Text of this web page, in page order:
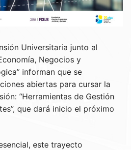
Universitaria junto al
Negocios y
informan que se
abiertas para cursar la
“Herramientas de Gestión
que dará inicio el próximo
este trayecto